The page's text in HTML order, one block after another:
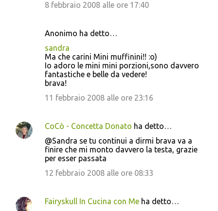
8 febbraio 2008 alle ore 17:40
Anonimo ha detto…
sandra
Ma che carini Mini muffinini!! :o)
Io adoro le mini mini porzioni,sono davvero
fantastiche e belle da vedere!
brava!
11 febbraio 2008 alle ore 23:16
CoCò - Concetta Donato ha detto…
@Sandra se tu continui a dirmi brava va a
finire che mi monto davvero la testa, grazie
per esser passata
12 febbraio 2008 alle ore 08:33
Fairyskull In Cucina con Me ha detto…